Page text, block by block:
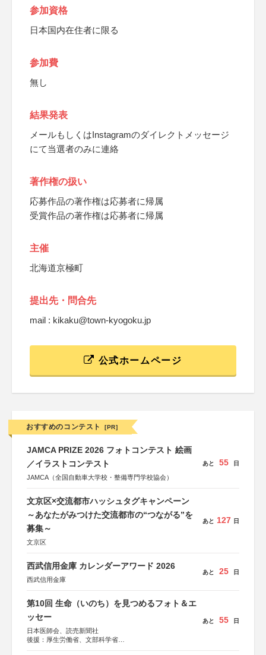
参加資格
日本国内在住者に限る
参加費
無し
結果発表
メールもしくはInstagramのダイレクトメッセージ
にて当選者のみに連絡
著作権の扱い
応募作品の著作権は応募者に帰属
受賞作品の著作権は応募者に帰属
主催
北海道京極町
提出先・問合先
mail : kikaku@town-kyogoku.jp
公式ホームページ
おすすめのコンテスト [PR]
JAMCA PRIZE 2026 フォトコンテスト 絵画
／イラストコンテスト
JAMCA（全国自動車大学校・整備専門学校協会）
あと 55 日
文京区×交流都市ハッシュタグキャンペーン
～あなたがみつけた交流都市の“つながる”を
募集～
文京区
あと 127 日
西武信用金庫 カレンダーアワード 2026
西武信用金庫
あと 25 日
第10回 生命（いのち）を見つめるフォト＆エ
ッセー
日本医師会、読売新聞社
後援：厚生労働省、文部科学省
あと 55 日